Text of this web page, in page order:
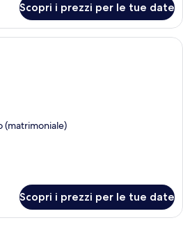
Scopri i prezzi per le tue date
Una camera d'albergo con un letto,
(matrimoniale)
Scopri i prezzi per le tue date